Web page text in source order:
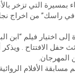
بمسيرة التي تزخر
في راسك” من اخراج
إلى اختيار فيلم “ابن
حفل الافتتاح .
المهرجان.
الأفلام